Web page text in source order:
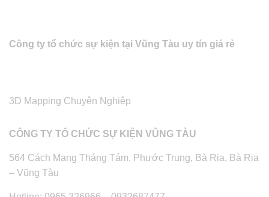
Công ty tổ chức sự kiện tại Vũng Tàu uy tín giá rẻ
3D Mapping Chuyên Nghiệp
CÔNG TY TỔ CHỨC SỰ KIỆN VŨNG TÀU
564 Cách Mạng Tháng Tám, Phước Trung, Bà Rịa, Bà Rịa
– Vũng Tàu